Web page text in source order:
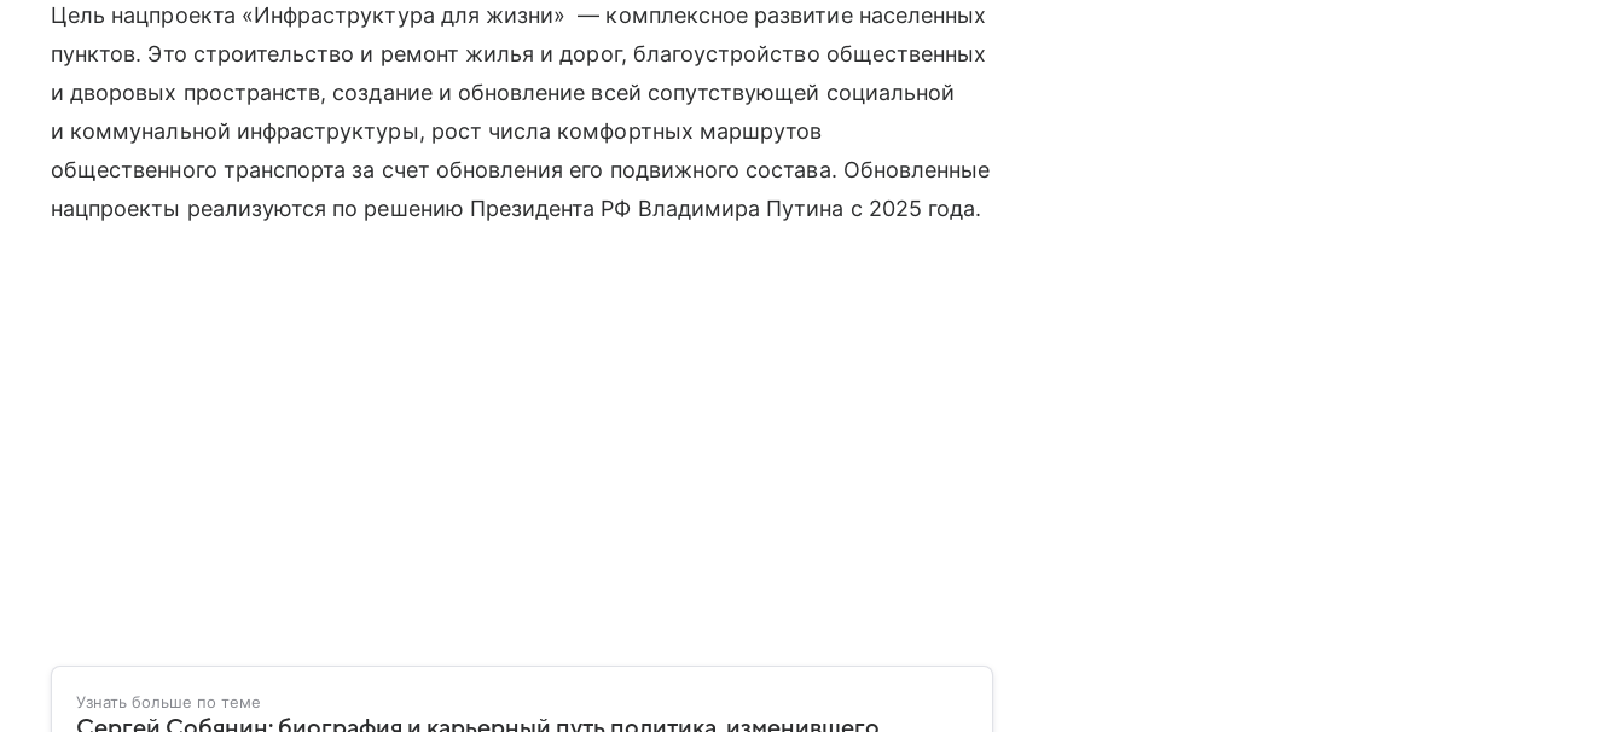
Цель нацпроекта «Инфраструктура для жизни» — комплексное развитие населенных
пунктов. Это строительство и ремонт жилья и дорог, благоустройство общественных
и дворовых пространств, создание и обновление всей сопутствующей социальной
и коммунальной инфраструктуры, рост числа комфортных маршрутов
общественного транспорта за счет обновления его подвижного состава. Обновленные
нацпроекты реализуются по решению Президента РФ Владимира Путина с 2025 года.
Узнать больше по теме